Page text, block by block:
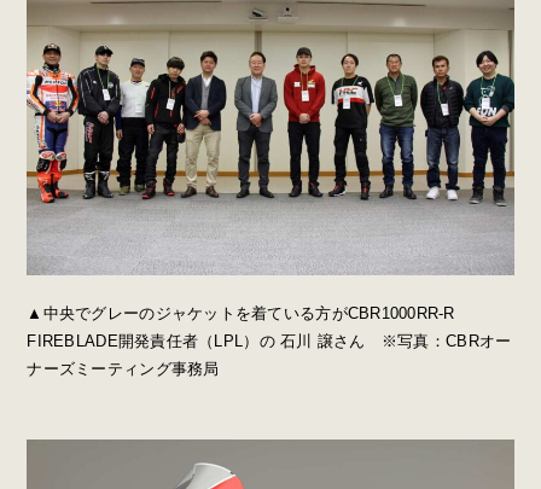
▲中央でグレーのジャケットを着ている方がCBR1000RR-R
FIREBLADE開発責任者（LPL）の 石川 譲さん ※写真：CBRオー
ナーズミーティング事務局